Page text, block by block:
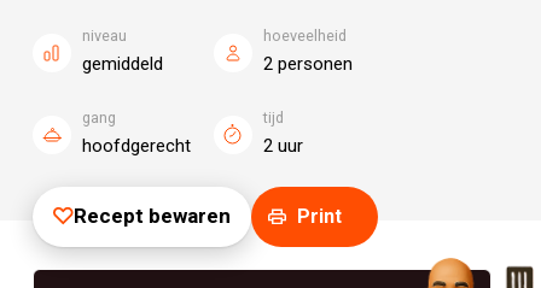
niveau
gemiddeld
hoeveelheid
2 personen
gang
hoofdgerecht
tijd
2 uur
Recept bewaren Print